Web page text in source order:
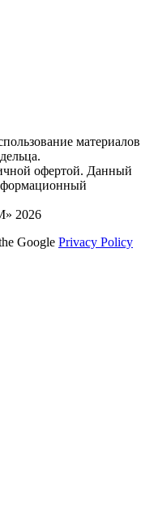
материалов
офертой. Данный
2026
Google Privacy Policy